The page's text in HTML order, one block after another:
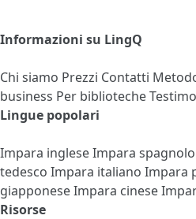
Informazioni su LingQ
Chi siamo Prezzi Contatti
business Per biblioteche
Lingue popolari
Impara ingleseImpara spagnolo
tedesco Impara italiano Impara
giapponeseImpara cinese
Risorse